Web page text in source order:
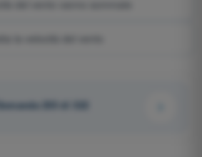
Domanda 255 di 322